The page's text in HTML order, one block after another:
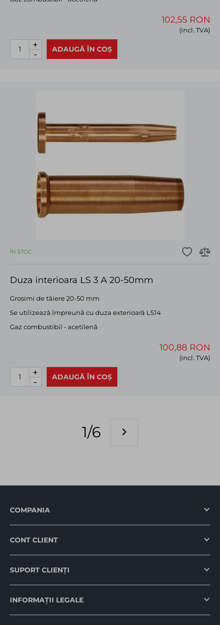
102,55 RON
(incl. TVA)
ADAUGĂ ÎN COȘ
+
-
ÎN STOC
Duza interioara LS 3 A 20-50mm
Grosimi de tăiere 20-50 mm
Se utilizează împreună cu duza exterioară LS14
Gaz combustibil - acetilenă
100,88 RON
(incl. TVA)
ADAUGĂ ÎN COȘ
+
-
1/6
COMPANIA
CONT CLIENT
SUPORT CLIENȚI
INFORMAȚII LEGALE